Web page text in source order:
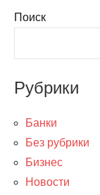
Поиск
Рубрики
Банки
Без рубрики
Бизнес
Новости